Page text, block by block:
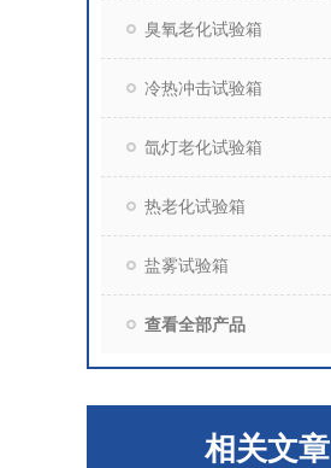
臭氧老化试验箱
冷热冲击试验箱
氙灯老化试验箱
热老化试验箱
盐雾试验箱
查看全部产品
相关文章